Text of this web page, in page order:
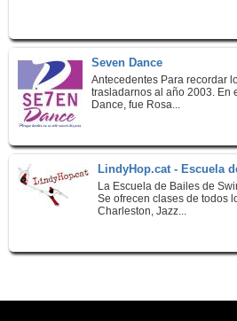
Seven Dance
Antecedentes Para recordar
trasladarnos al año 2003. En
Dance, fue Rosa...
LindyHop.cat - Escuela
La Escuela de Bailes de
Se ofrecen clases de todos
Charleston, Jazz...